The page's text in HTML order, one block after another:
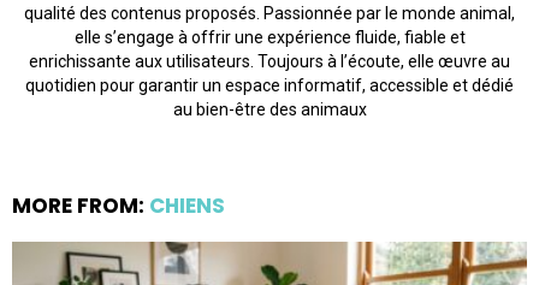
qualité des contenus proposés. Passionnée par le monde animal,
elle s’engage à offrir une expérience fluide, fiable et
enrichissante aux utilisateurs. Toujours à l’écoute, elle œuvre au
quotidien pour garantir un espace informatif, accessible et dédié
au bien-être des animaux
MORE FROM: CHIENS